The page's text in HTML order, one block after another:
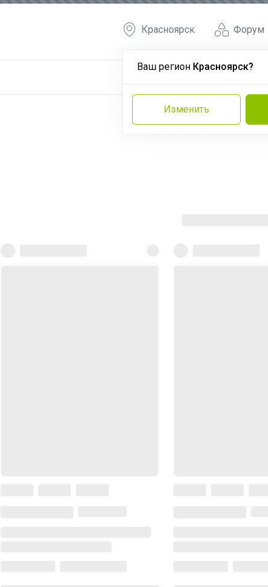
Форум
Красноярск
Ваш регион Красноярск?
Изменить